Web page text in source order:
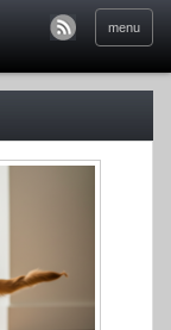
menu